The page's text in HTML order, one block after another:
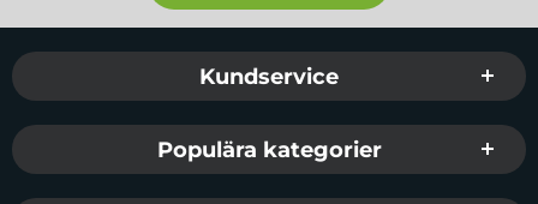
Sidfot Blandad info och länkar
Kundservice
Populära kategorier